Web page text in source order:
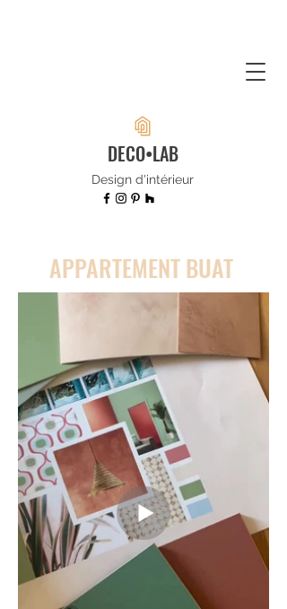
DECO•LAB
Design d'intérieur
APPARTEMENT BUAT